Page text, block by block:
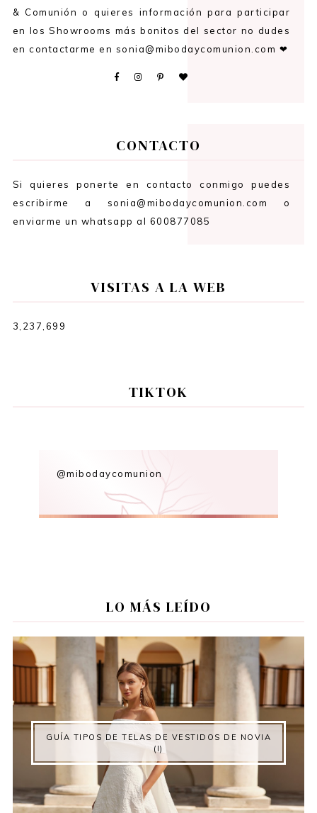
& Comunión o quieres información para participar
en los Showrooms más bonitos del sector no dudes
en contactarme en sonia@mibodaycomunion.com ❤
CONTACTO
Si quieres ponerte en contacto conmigo puedes
escribirme a sonia@mibodaycomunion.com o
enviarme un whatsapp al 600877085
VISITAS A LA WEB
3,237,699
TIKTOK
@mibodaycomunion
LO MÁS LEÍDO
GUÍA TIPOS DE TELAS DE VESTIDOS DE NOVIA
(I)